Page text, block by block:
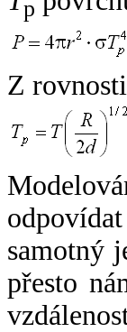
p
Z
samotný
přesto